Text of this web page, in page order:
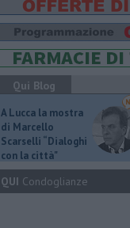
Qui Blog
A Lucca la mostra
di Marcello
Scarselli “Dialoghi
con la città"
QUI Condoglianze